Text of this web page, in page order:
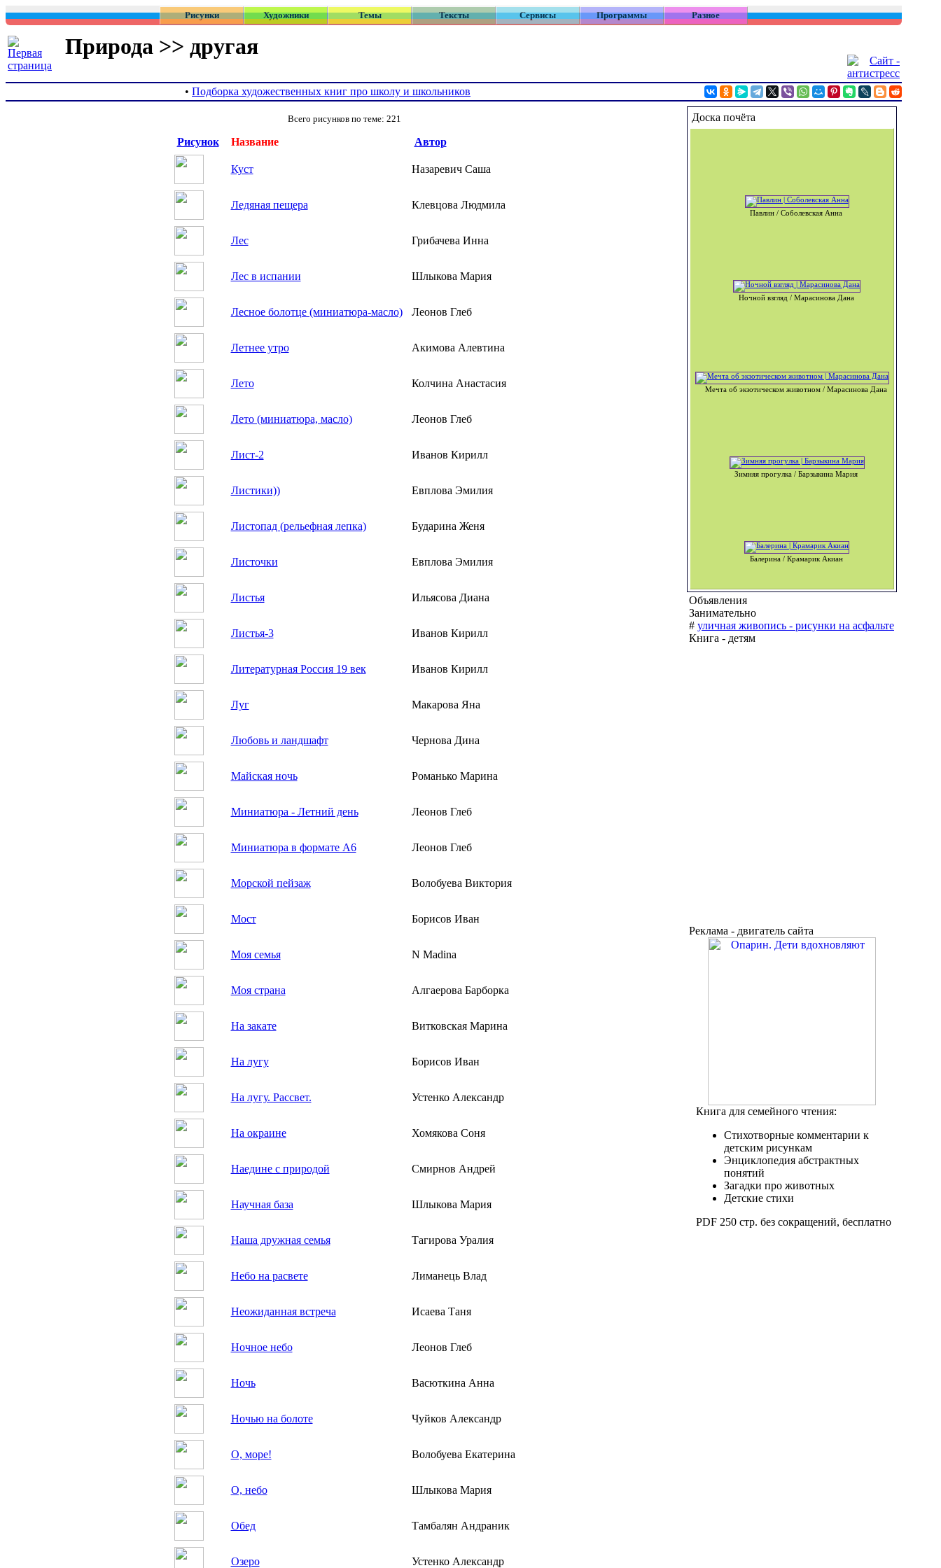
Рисунки Художники Темы Тексты Сервисы Программы Разное
Природа >> другая
• Подборка художественных книг про школу и школьников
Всего рисунков по теме: 221
Рисунок Название Автор
Куст Назаревич Саша
Ледяная пещера Клевцова Людмила
Лес Грибачева Инна
Лес в испании Шлыкова Мария
Лесное болотце (миниатюра-масло) Леонов Глеб
Летнее утро Акимова Алевтина
Лето Колчина Анастасия
Лето (миниатюра, масло) Леонов Глеб
Лист-2 Иванов Кирилл
Листики)) Евплова Эмилия
Листопад (рельефная лепка) Бударина Женя
Листочки Евплова Эмилия
Листья Ильясова Диана
Листья-3 Иванов Кирилл
Литературная Россия 19 век Иванов Кирилл
Луг Макарова Яна
Любовь и ландшафт Чернова Дина
Майская ночь Романько Марина
Миниатюра - Летний день Леонов Глеб
Миниатюра в формате А6 Леонов Глеб
Морской пейзаж Волобуева Виктория
Мост Борисов Иван
Моя семья N Madina
Моя страна Алгаерова Барборка
На закате Витковская Марина
На лугу Борисов Иван
На лугу. Рассвет. Устенко Александр
На окраине Хомякова Соня
Наедине с природой Смирнов Андрей
Научная база Шлыкова Мария
Наша дружная семья Тагирова Уралия
Небо на расвете Лиманець Влад
Неожиданная встреча Исаева Таня
Ночное небо Леонов Глеб
Ночь Васюткина Анна
Ночью на болоте Чуйков Александр
О, море! Волобуева Екатерина
О, небо Шлыкова Мария
Обед Тамбалян Андраник
Озеро Устенко Александр
Доска почёта
Павлин / Соболевская Анна
Ночной взгляд / Марасинова Дана
Мечта об экзотическом животном / Марасинова Дана
Зимняя прогулка / Барзыкина Мария
Балерина / Крамарик Акиан
Объявления
Занимательно
# уличная живопись - рисунки на асфальте
Книга - детям
Реклама - двигатель сайта
Книга для семейного чтения:
Стихотворные комментарии к
детским рисункам
Энциклопедия абстрактных
понятий
Загадки про животных
Детские стихи
PDF 250 стр. без сокращений, бесплатно